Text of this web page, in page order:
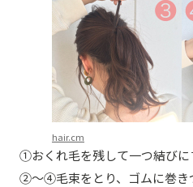
hair.cm
①おくれ毛を残して一つ結びに
②〜④毛束をとり、ゴムに巻き